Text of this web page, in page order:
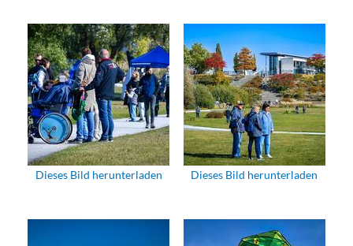
Dieses Bild herunterladen Dieses Bild herunterladen